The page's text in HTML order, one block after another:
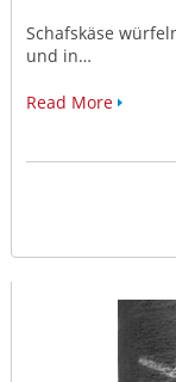
Schafskäse
und in…
Read More